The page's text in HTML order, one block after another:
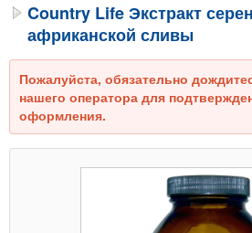
Country Life Экстракт
африканской сливы
Пожалуйста, обязательно
нашего оператора для
оформления.